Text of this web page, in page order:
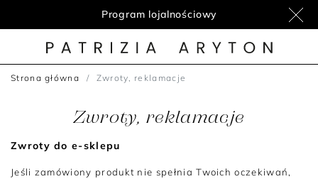
Program lojalnościowy
Nowości
Strona główna Zwroty, reklamacje
Zwroty, reklamacje
Zwroty do e-sklepu
Jeśli zamówiony produkt nie spełnia Twoich oczekiwań,